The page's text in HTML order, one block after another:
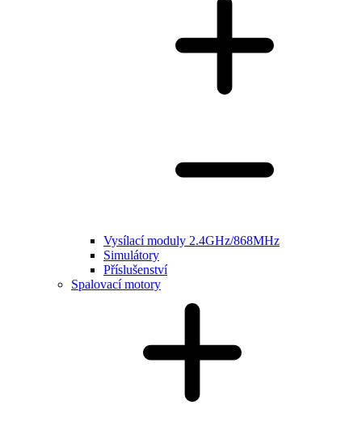
Vysílací moduly 2.4GHz/868MHz
Simulátory
Příslušenství
Spalovací motory